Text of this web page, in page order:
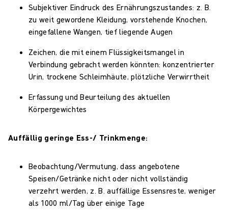
Subjektiver Eindruck des Ernährungszustandes: z. B.
zu weit gewordene Kleidung, vorstehende Knochen,
eingefallene Wangen, tief liegende Augen
Zeichen, die mit einem Flüssigkeitsmangel in
Verbindung gebracht werden könnten: konzentrierter
Urin, trockene Schleimhäute, plötzliche Verwirrtheit
Erfassung und Beurteilung des aktuellen
Körpergewichtes
Auffällig geringe Ess-/ Trinkmenge:
Beobachtung/Vermutung, dass angebotene
Speisen/Getränke nicht oder nicht vollständig
verzehrt werden, z. B. auffällige Essensreste, weniger
als 1000 ml/Tag über einige Tage